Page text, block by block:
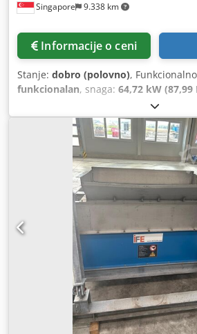
Singapore 9.338 km
Informacije o ceni
Stanje: dobro (polovno),
funkcionalan, snaga: 64,72 kW (87,99
, stanje pogona:
1, broj mašine/vozila:3YS00993,
, Opis proizvoda Credpfxoum
mini bager mašine Proizveden od
308BSR bager Radi na dizel motoru
stanje Više informacija kontaktirajte
trgovanje Pte doo 13A pandan